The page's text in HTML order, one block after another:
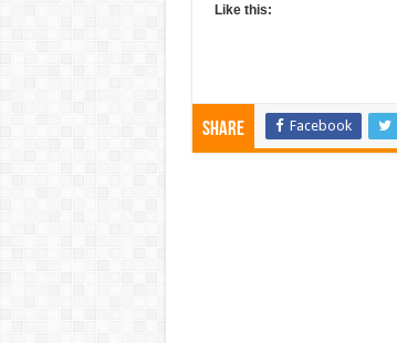
Like this:
Share Facebook